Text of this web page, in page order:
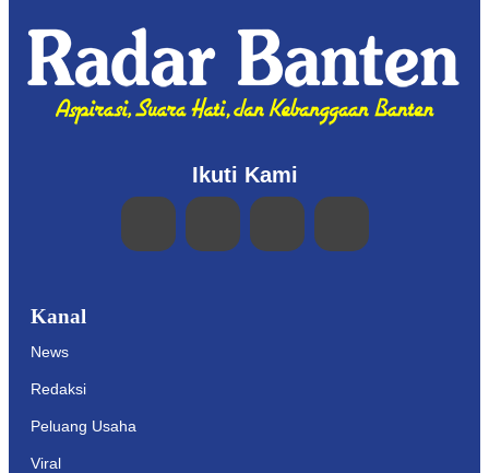
Ikuti Kami
Kanal
News
Redaksi
Peluang Usaha
Viral